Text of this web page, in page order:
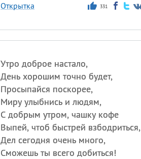
Открытка 331
Утро доброе настало,
День хорошим точно будет,
Просыпайся поскорее,
Миру улыбнись и людям,
С добрым утром, чашку кофе
Выпей, чтоб быстрей взбодриться,
Дел сегодня очень много,
Сможешь ты всего добиться!